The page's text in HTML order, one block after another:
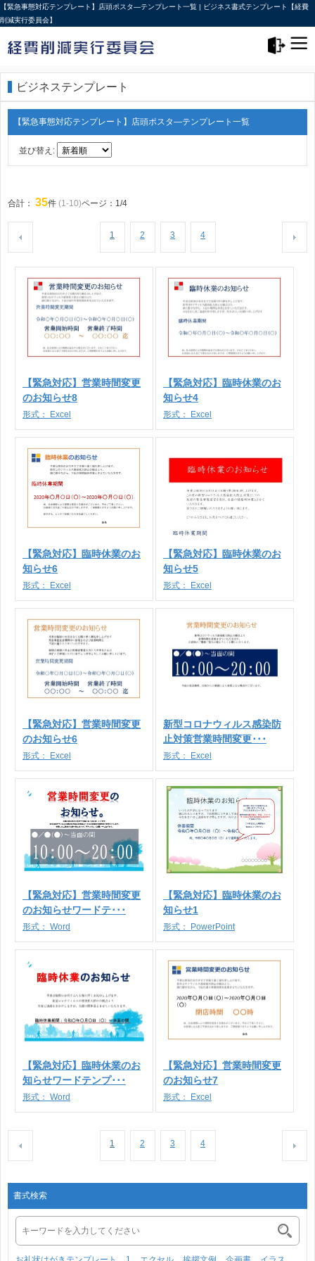
【緊急事態対応テンプレート】店頭ポスタ―テンプレート一覧 | ビジネス書式テンプレート【経費
削減実行委員会】
ビジネステンプレート
【緊急事態対応テンプレート】店頭ポスタ―テンプレート一覧
並び替え:
合計： 35件 (1-10)ページ：1/4
1 2 3 4
【緊急対応】営業時間変更
のお知らせ8
形式： Excel
【緊急対応】臨時休業のお
知らせ4
形式： Excel
【緊急対応】臨時休業のお
知らせ6
形式： Excel
【緊急対応】臨時休業のお
知らせ5
形式： Excel
【緊急対応】営業時間変更
のお知らせ6
形式： Excel
新型コロナウィルス感染防
止対策営業時間変更･･･
形式： Excel
【緊急対応】営業時間変更
のお知らせワードテ･･･
形式： Word
【緊急対応】臨時休業のお
知らせ1
形式： PowerPoint
【緊急対応】臨時休業のお
知らせワードテンプ･･･
形式： Word
【緊急対応】営業時間変更
のお知らせ7
形式： Excel
1 2 3 4
書式検索